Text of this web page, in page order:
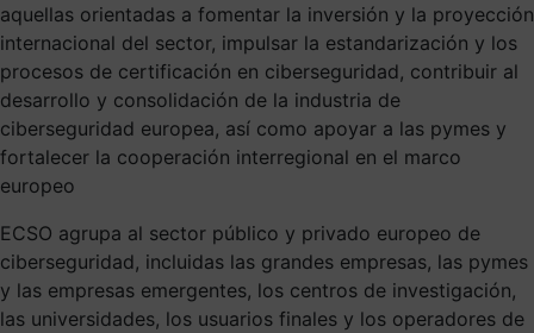
aquellas orientadas a fomentar la inversión y la proyección
internacional del sector, impulsar la estandarización y los
procesos de certificación en ciberseguridad, contribuir al
desarrollo y consolidación de la industria de
ciberseguridad europea, así como apoyar a las pymes y
fortalecer la cooperación interregional en el marco
europeo
ECSO agrupa al sector público y privado europeo de
ciberseguridad, incluidas las grandes empresas, las pymes
y las empresas emergentes, los centros de investigación,
las universidades, los usuarios finales y los operadores de